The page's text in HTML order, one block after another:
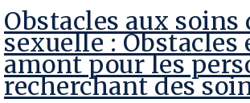
les
ITSS
les
plus
fréquentes
au
Obstacles aux soins
sexuelle : Obstacles
amont pour les
recherchant des